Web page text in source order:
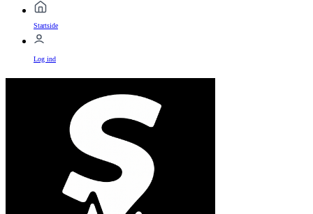
Startside
Log ind